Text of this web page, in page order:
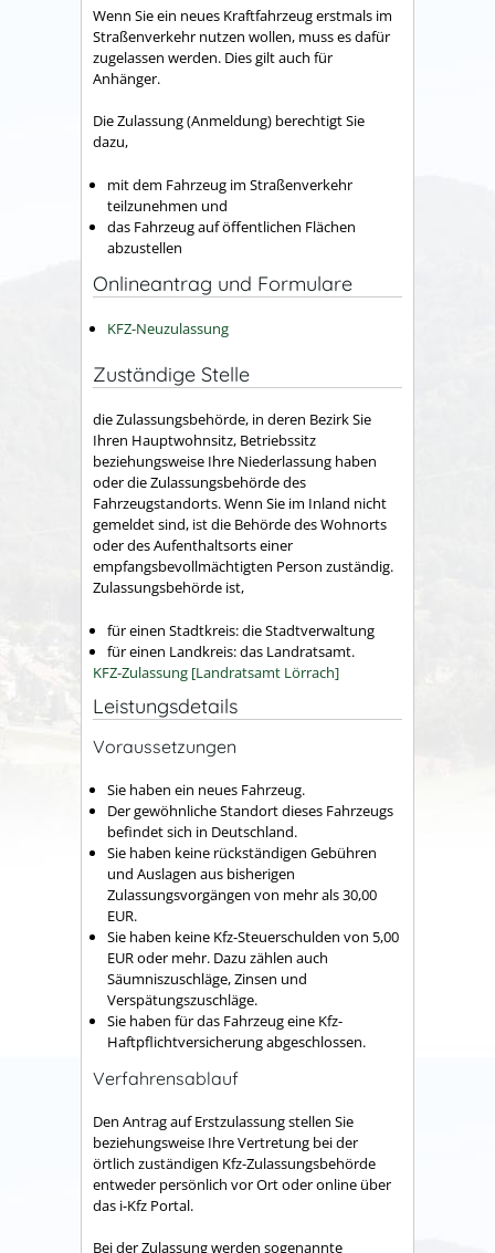
Wenn Sie ein neues Kraftfahrzeug erstmals im
Straßenverkehr nutzen wollen, muss es dafür
zugelassen werden. Dies gilt auch für
Anhänger.
Die Zulassung (Anmeldung) berechtigt Sie
dazu,
mit dem Fahrzeug im Straßenverkehr
teilzunehmen und
das Fahrzeug auf öffentlichen Flächen
abzustellen
Onlineantrag und Formulare
KFZ-Neuzulassung
Zuständige Stelle
die Zulassungsbehörde, in deren Bezirk Sie
Ihren Hauptwohnsitz, Betriebssitz
beziehungsweise Ihre Niederlassung haben
oder die Zulassungsbehörde des
Fahrzeugstandorts. Wenn Sie im Inland nicht
gemeldet sind, ist die Behörde des Wohnorts
oder des Aufenthaltsorts einer
empfangsbevollmächtigten Person zuständig.
Zulassungsbehörde ist,
für einen Stadtkreis: die Stadtverwaltung
für einen Landkreis: das Landratsamt.
KFZ-Zulassung [Landratsamt Lörrach]
Leistungsdetails
Voraussetzungen
Sie haben ein neues Fahrzeug.
Der gewöhnliche Standort dieses Fahrzeugs
befindet sich in Deutschland.
Sie haben keine rückständigen Gebühren
und Auslagen aus bisherigen
Zulassungsvorgängen von mehr als 30,00
EUR.
Sie haben keine Kfz-Steuerschulden von 5,00
EUR oder mehr. Dazu zählen auch
Säumniszuschläge, Zinsen und
Verspätungszuschläge.
Sie haben für das Fahrzeug eine Kfz-
Haftpflichtversicherung abgeschlossen.
Verfahrensablauf
Den Antrag auf Erstzulassung stellen Sie
beziehungsweise Ihre Vertretung bei der
örtlich zuständigen Kfz-Zulassungsbehörde
entweder persönlich vor Ort oder online über
das i-Kfz Portal.
Bei der Zulassung werden sogenannte